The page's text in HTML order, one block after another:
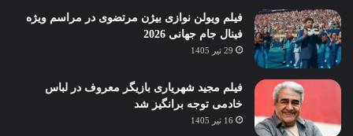
فیلم ویولن نوازی بیژن مرتضوی در مراسم ویژه
فینال جام جهانی 2026
29 تیر 1405
فیلم مجید شهریاری بازیگر معروف در لباس
خادمی توجه برانگیز شد
16 تیر 1405